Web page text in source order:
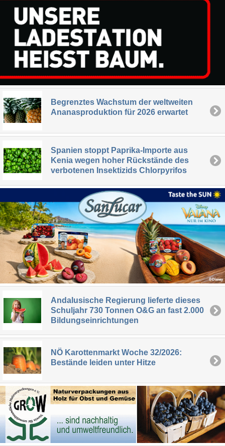
Begrenztes Wachstum der weltweiten
Ananasproduktion für 2026 erwartet
Spanien stoppt Paprika-Importe aus
Kenia wegen hoher Rückstände des
verbotenen Insektizids Chlorpyrifos
Andalusische Regierung lieferte dieses
Schuljahr 730 Tonnen O&G an fast 2.000
Bildungseinrichtungen
NÖ Karottenmarkt Woche 32/2026:
Bestände leiden unter Hitze